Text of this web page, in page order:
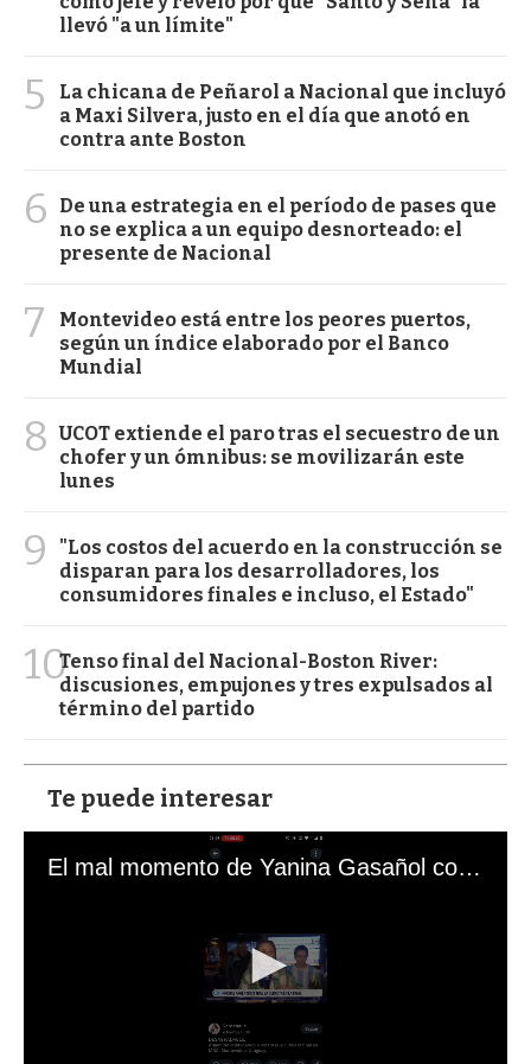
llevó "a un límite"
5
La chicana de Peñarol a Nacional que incluyó
a Maxi Silvera, justo en el día que anotó en
contra ante Boston
6
De una estrategia en el período de pases que
no se explica a un equipo desnorteado: el
presente de Nacional
7
Montevideo está entre los peores puertos,
según un índice elaborado por el Banco
Mundial
8 UCOT extiende el paro tras el secuestro de un
chofer y un ómnibus: se movilizarán este
lunes
9
"Los costos del acuerdo en la construcción se
disparan para los desarrolladores, los
consumidores finales e incluso, el Estado"
10Tenso final del Nacional-Boston River:
discusiones, empujones y tres expulsados al
término del partido
Te puede interesar
El mal momento de Yanina Gasañol con un hincha argentino en "Subrayado"